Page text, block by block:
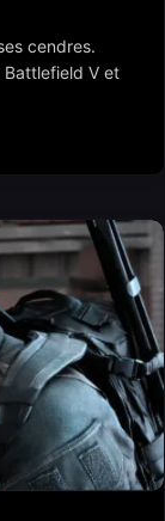
cendres.
Battlefield V et